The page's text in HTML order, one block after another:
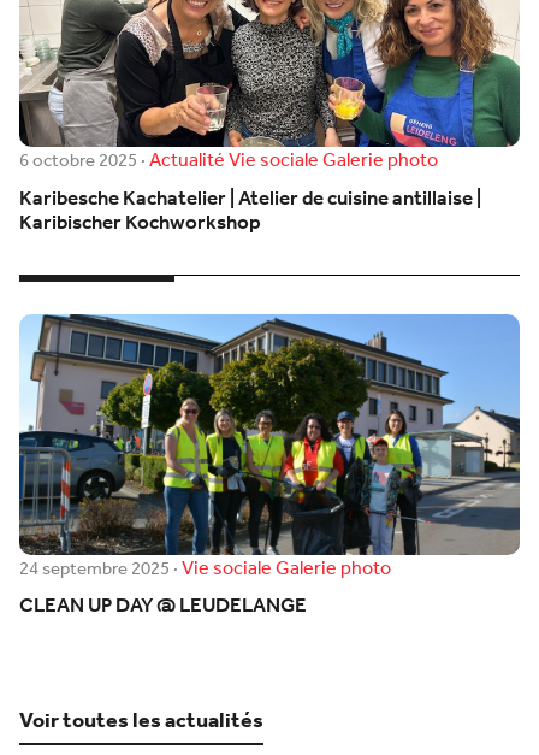
6 octobre 2025·ActualitéVie socialeGalerie photo
Karibesche Kachatelier | Atelier de cuisine antillaise |
Karibischer Kochworkshop
24 septembre 2025·Vie socialeGalerie photo
CLEAN UP DAY @ LEUDELANGE
Voir toutes les actualités